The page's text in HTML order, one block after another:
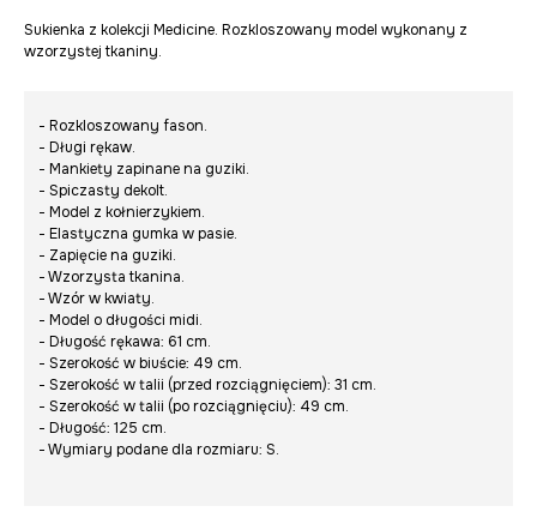
Sukienka z kolekcji Medicine. Rozkloszowany model wykonany z
wzorzystej tkaniny.
- Rozkloszowany fason.
- Długi rękaw.
- Mankiety zapinane na guziki.
- Spiczasty dekolt.
- Model z kołnierzykiem.
- Elastyczna gumka w pasie.
- Zapięcie na guziki.
- Wzorzysta tkanina.
- Wzór w kwiaty.
- Model o długości midi.
- Długość rękawa: 61 cm.
- Szerokość w biuście: 49 cm.
- Szerokość w talii (przed rozciągnięciem): 31 cm.
- Szerokość w talii (po rozciągnięciu): 49 cm.
- Długość: 125 cm.
- Wymiary podane dla rozmiaru: S.